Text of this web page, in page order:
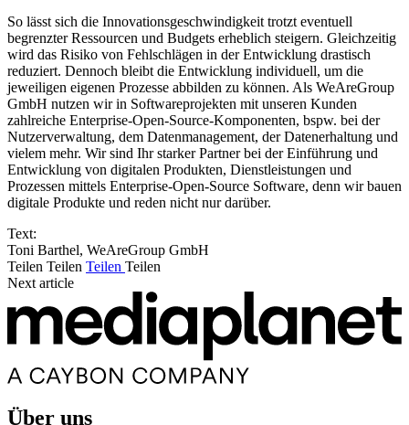
So lässt sich die Innovationsgeschwindigkeit trotzt eventuell
begrenzter Ressourcen und Budgets erheblich steigern. Gleichzeitig
wird das Risiko von Fehlschlägen in der Entwicklung drastisch
reduziert. Dennoch bleibt die Entwicklung individuell, um die
jeweiligen eigenen Prozesse abbilden zu können. Als WeAreGroup
GmbH nutzen wir in Softwareprojekten mit unseren Kunden
zahlreiche Enterprise-Open-Source-Komponenten, bspw. bei der
Nutzerverwaltung, dem Datenmanagement, der Datenerhaltung und
vielem mehr. Wir sind Ihr starker Partner bei der Einführung und
Entwicklung von digitalen Produkten, Dienstleistungen und
Prozessen mittels Enterprise-Open-Source Software, denn wir bauen
digitale Produkte und reden nicht nur darüber.
Text:
Toni Barthel, WeAreGroup GmbH
Teilen Teilen Teilen Teilen
Next article
Über uns